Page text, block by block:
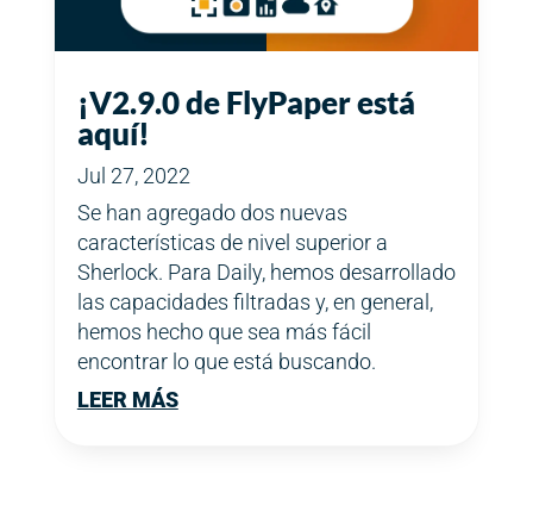
¡V2.9.0 de FlyPaper está
aquí!
Jul 27, 2022
Se han agregado dos nuevas
características de nivel superior a
Sherlock. Para Daily, hemos desarrollado
las capacidades filtradas y, en general,
hemos hecho que sea más fácil
encontrar lo que está buscando.
LEER MÁS